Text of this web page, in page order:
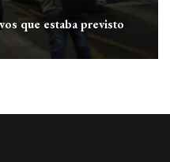
que estaba previsto